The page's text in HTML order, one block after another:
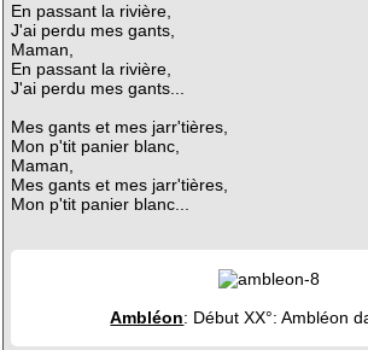
En passant la rivière,
J'ai perdu mes gants,
Maman,
En passant la rivière,
J'ai perdu mes gants...
Mes gants et mes jarr'tières,
Mon p'tit panier blanc,
Maman,
Mes gants et mes jarr'tières,
Mon p'tit panier blanc...
Ambléon: Début XX°: Ambléon